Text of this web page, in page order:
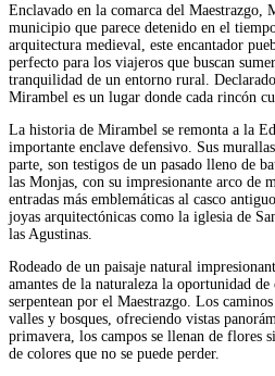
Enclavado en la comarca del Maestrazgo,
municipio que parece detenido en el
arquitectura medieval, este encantador
perfecto para los viajeros que buscan
tranquilidad de un entorno rural.
Mirambel es un lugar donde cada rincón
La historia de Mirambel se remonta a la
importante enclave defensivo. Sus
parte, son testigos de un pasado lleno de
las Monjas, con su impresionante arco de
entradas más emblemáticas al casco
joyas arquitectónicas como la iglesia de
las Agustinas.
Rodeado de un paisaje natural
amantes de la naturaleza la oportunidad
serpentean por el Maestrazgo. Los
valles y bosques, ofreciendo vistas
primavera, los campos se llenan de flores
de colores que no se puede perder.